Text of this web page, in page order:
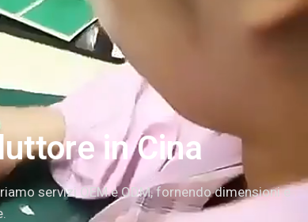
in Cina
servizi OEM e ODM, fornendo dimensioni e